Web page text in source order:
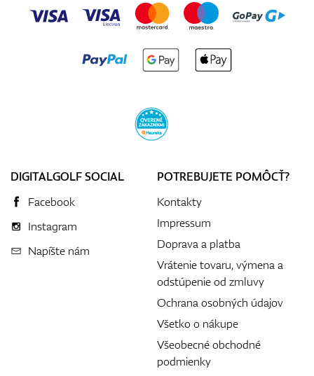
DIGITALGOLF SOCIAL
Facebook
Instagram
Napíšte nám
POTREBUJETE POMÔCŤ?
Kontakty
Impressum
Doprava a platba
Vrátenie tovaru, výmena a
odstúpenie od zmluvy
Ochrana osobných údajov
Všetko o nákupe
Všeobecné obchodné
podmienky